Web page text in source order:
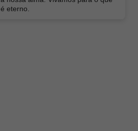
é eterno.